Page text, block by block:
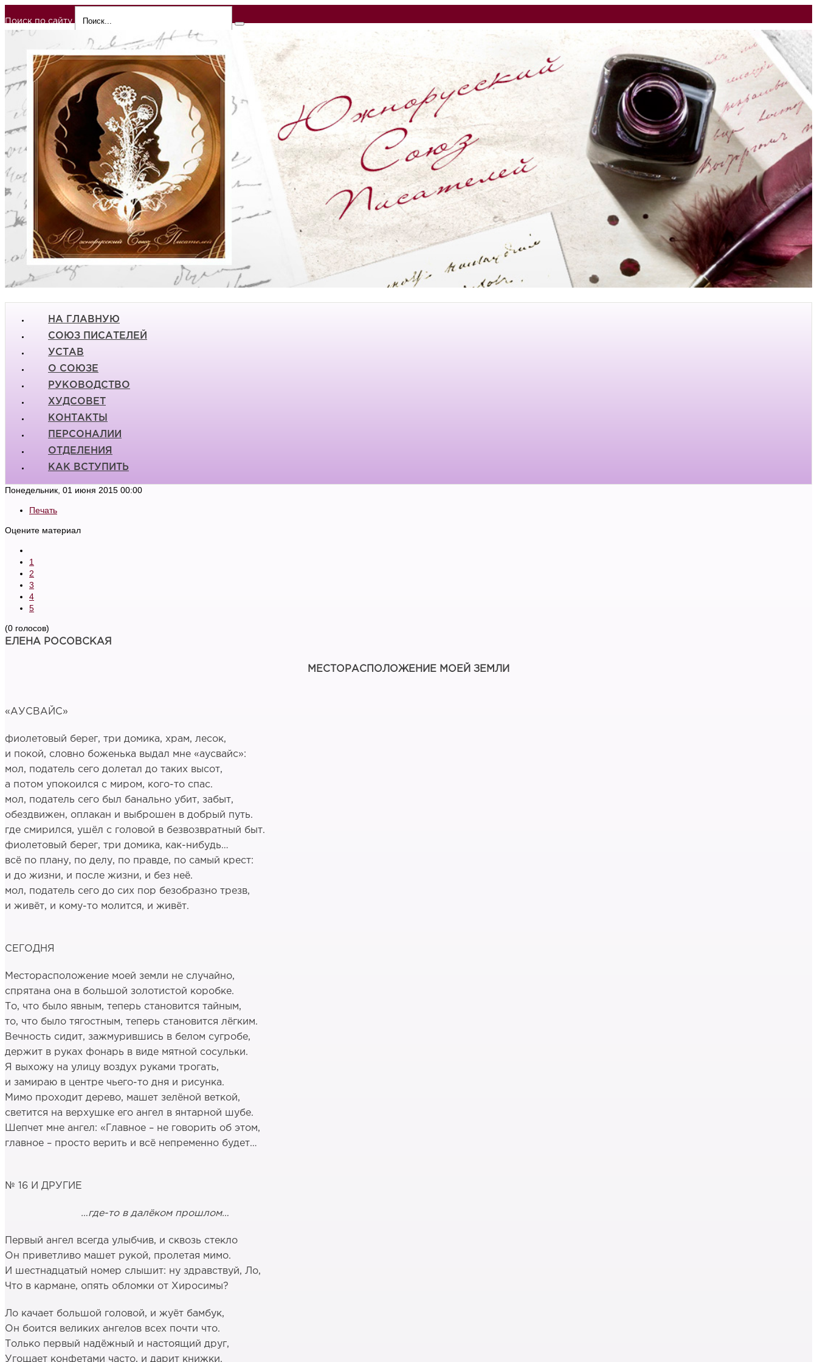
Поиск по сайту
НА ГЛАВНУЮ
СОЮЗ ПИСАТЕЛЕЙ
УСТАВ
О СОЮЗЕ
РУКОВОДСТВО
ХУДСОВЕТ
КОНТАКТЫ
ПЕРСОНАЛИИ
ОТДЕЛЕНИЯ
КАК ВСТУПИТЬ
Понедельник, 01 июня 2015 00:00
Печать
Оцените материал
1
2
3
4
5
(0 голосов)
ЕЛЕНА РОСОВСКАЯ
МЕСТОРАСПОЛОЖЕНИЕ МОЕЙ ЗЕМЛИ
«АУСВАЙС»
фиолетовый берег, три домика, храм, лесок,
и покой, словно боженька выдал мне «аусвайс»:
мол, податель сего долетал до таких высот,
а потом упокоился с миром, кого-то спас.
мол, податель сего был банально убит, забыт,
обездвижен, оплакан и выброшен в добрый путь.
где смирился, ушёл с головой в безвозвратный быт.
фиолетовый берег, три домика, как-нибудь…
всё по плану, по делу, по правде, по самый крест:
и до жизни, и после жизни, и без неё.
мол, податель сего до сих пор безобразно трезв,
и живёт, и кому-то молится, и живёт.
СЕГОДНЯ
Месторасположение моей земли не случайно,
спрятана она в большой золотистой коробке.
То, что было явным, теперь становится тайным,
то, что было тягостным, теперь становится лёгким.
Вечность сидит, зажмурившись в белом сугробе,
держит в руках фонарь в виде мятной сосульки.
Я выхожу на улицу воздух руками трогать,
и замираю в центре чьего-то дня и рисунка.
Мимо проходит дерево, машет зелёной веткой,
светится на верхушке его ангел в янтарной шубе.
Шепчет мне ангел: «Главное – не говорить об этом,
главное – просто верить и всё непременно будет…
№ 16 И ДРУГИЕ
…где-то в далёком прошлом…
Первый ангел всегда улыбчив, и сквозь стекло
Он приветливо машет рукой, пролетая мимо.
И шестнадцатый номер слышит: ну здравствуй, Ло,
Что в кармане, опять обломки от Хиросимы?
Ло качает большой головой, и жуёт бамбук,
Он боится великих ангелов всех почти что.
Только первый надёжный и настоящий друг,
Угощает конфетами часто, и дарит книжки.